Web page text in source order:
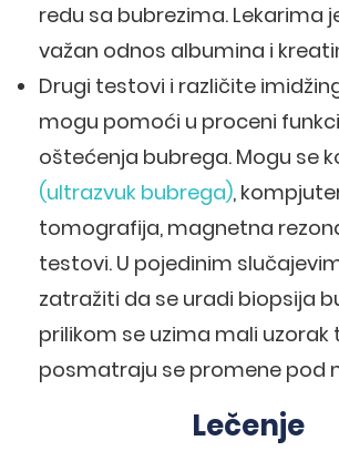
redu sa bubrezima. Lekarima
važan odnos albumina i
Drugi testovi i različite
mogu pomoći u proceni
oštećenja bubrega. Mogu se
(ultrazvuk bubrega),
tomografija, magnetna
testovi. U pojedinim
zatražiti da se uradi biopsija
prilikom se uzima mali uzorak
posmatraju se promene pod
Lečenje